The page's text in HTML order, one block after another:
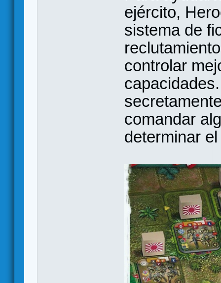
ejército,
sistema de
controlar
comandar
determinar